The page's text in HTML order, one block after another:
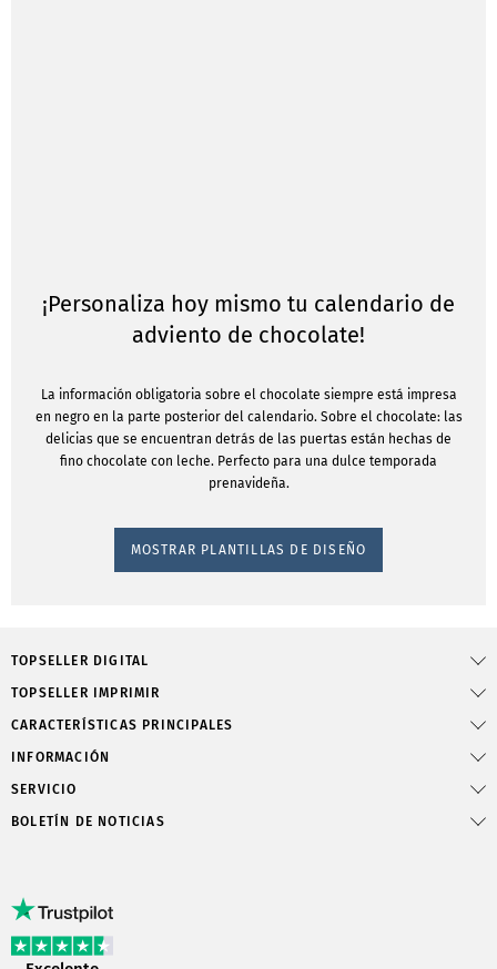
¡Personaliza hoy mismo tu calendario de
adviento de chocolate!
La información obligatoria sobre el chocolate siempre está impresa
en negro en la parte posterior del calendario. Sobre el chocolate: las
delicias que se encuentran detrás de las puertas están hechas de
fino chocolate con leche. Perfecto para una dulce temporada
prenavideña.
MOSTRAR PLANTILLAS DE DISEÑO
TOPSELLER DIGITAL
TOPSELLER IMPRIMIR
CARACTERÍSTICAS PRINCIPALES
INFORMACIÓN
SERVICIO
BOLETÍN DE NOTICIAS